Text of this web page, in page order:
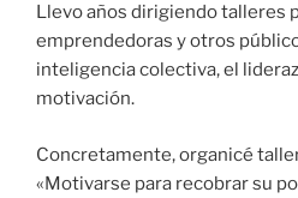
Llevo años dirigiendo talleres
emprendedoras y otros
inteligencia colectiva, el
motivación.
Concretamente, organicé
«Motivarse para recobrar su